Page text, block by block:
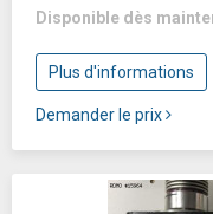
Disponible dès
Plus d'informations
Demander le prix